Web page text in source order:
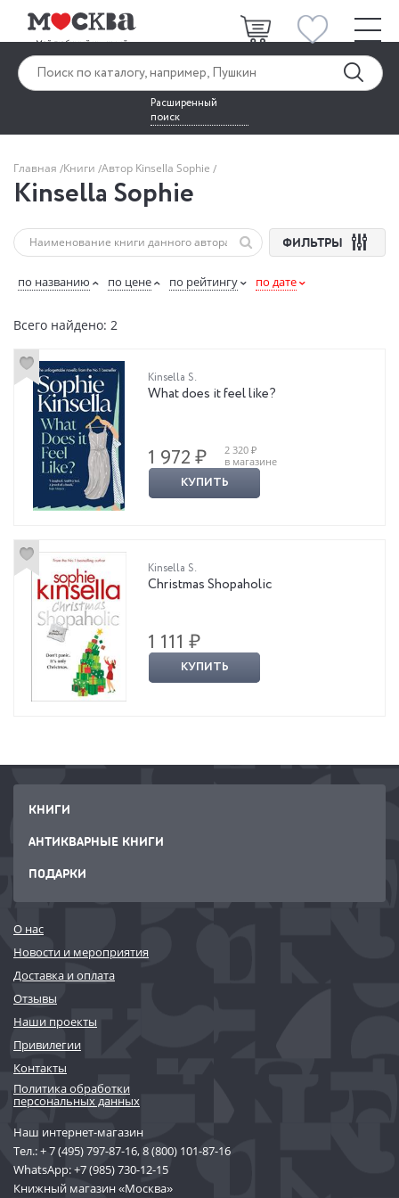
Расширенный
поиск
Главная Книги Автор Kinsella Sophie
Kinsella Sophie
ФИЛЬТРЫ
по названию по цене по рейтингу по дате
Всего найдено: 2
Kinsella S.
What does it feel like?
1 972 ₽
2 320 ₽
в магазине
КУПИТЬ
Kinsella S.
Christmas Shopaholic
1 111 ₽
КУПИТЬ
КНИГИ
АНТИКВАРНЫЕ КНИГИ
ПОДАРКИ
О нас
Новости и мероприятия
Доставка и оплата
Отзывы
Наши проекты
Привилегии
Контакты
Политика обработки
персональных данных
Наш интернет-магазин
Тел.:+ 7 (495) 797-87-16,8 (800) 101-87-16
WhatsApp:+7 (985) 730-12-15
Книжный магазин «Москва»